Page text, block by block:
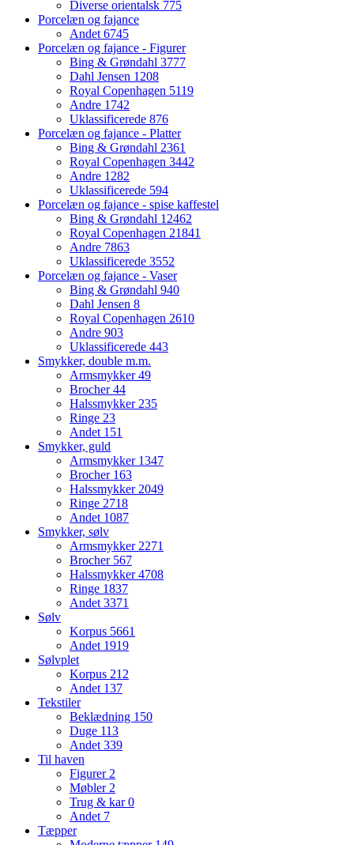
Diverse orientalsk 775
Porcelæn og fajance
Andet 6745
Porcelæn og fajance - Figurer
Bing & Grøndahl 3777
Dahl Jensen 1208
Royal Copenhagen 5119
Andre 1742
Uklassificerede 876
Porcelæn og fajance - Platter
Bing & Grøndahl 2361
Royal Copenhagen 3442
Andre 1282
Uklassificerede 594
Porcelæn og fajance - spise kaffestel
Bing & Grøndahl 12462
Royal Copenhagen 21841
Andre 7863
Uklassificerede 3552
Porcelæn og fajance - Vaser
Bing & Grøndahl 940
Dahl Jensen 8
Royal Copenhagen 2610
Andre 903
Uklassificerede 443
Smykker, double m.m.
Armsmykker49
Brocher44
Halssmykker 235
Ringe 23
Andet 151
Smykker, guld
Armsmykker 1347
Brocher 163
Halssmykker 2049
Ringe 2718
Andet 1087
Smykker, sølv
Armsmykker 2271
Brocher 567
Halssmykker4708
Ringe 1837
Andet 3371
Sølv
Korpus 5661
Andet 1919
Sølvplet
Korpus 212
Andet 137
Tekstiler
Beklædning 150
Duge 113
Andet 339
Til haven
Figurer 2
Møbler 2
Trug & kar0
Andet 7
Tæpper